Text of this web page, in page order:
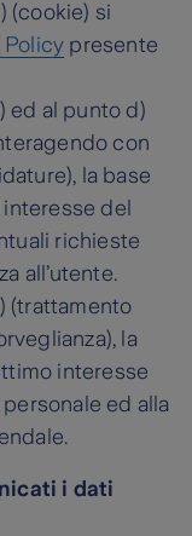
(cookie) si
Policy presente
ed al punto d)
con
la base
del
richieste
all’utente.
(trattamento
la
interesse
ed alla
i dati